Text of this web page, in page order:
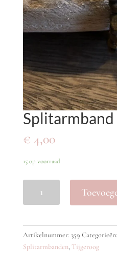
€ 4,00
15 op voorraad
Tijgeroog
Artikelnummer: 359 Categorieën:
Splitarmbanden,Tijgeroog